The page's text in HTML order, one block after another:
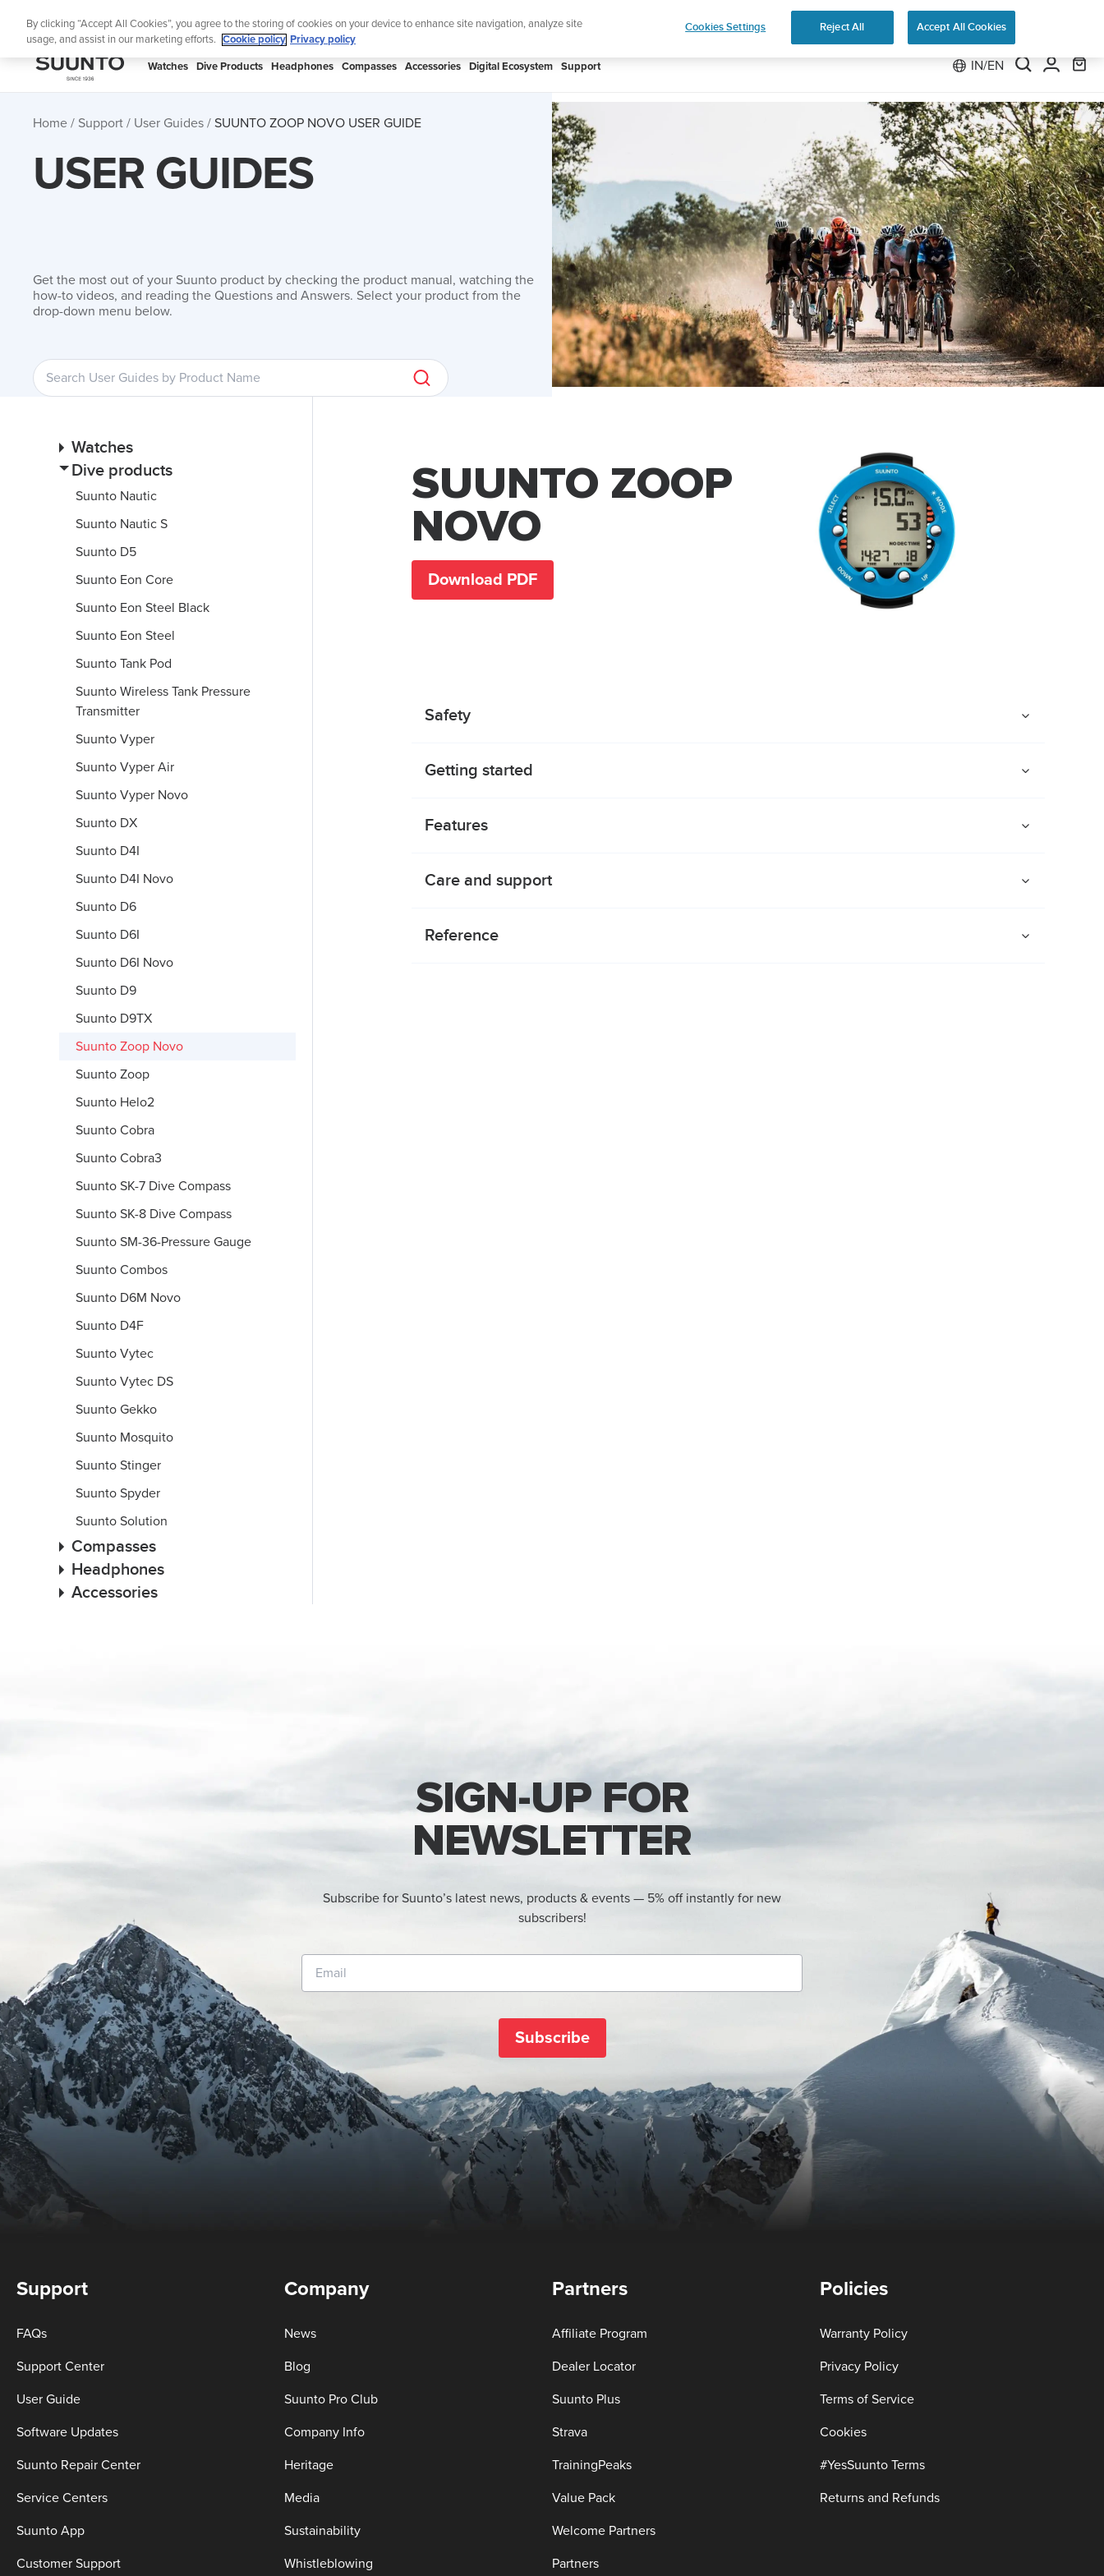
Lightweight sports watch designed for runners Shop Run
SUUNTO
Watches Dive Products Headphones Compasses Accessories Digital Ecosystem Support IN/EN
Home Support User Guides SUUNTO ZOOP NOVO USER GUIDE
USER GUIDES
Get the most out of your Suunto product by checking the product manual, watching the
how-to videos, and reading the Questions and Answers. Select your product from the
drop-down menu below.
Watches
Dive products
Suunto Nautic
Suunto Nautic S
Suunto D5
Suunto Eon Core
Suunto Eon Steel Black
Suunto Eon Steel
Suunto Tank Pod
Suunto Wireless Tank Pressure
Transmitter
Suunto Vyper
Suunto Vyper Air
Suunto Vyper Novo
Suunto DX
Suunto D4I
Suunto D4I Novo
Suunto D6
Suunto D6I
Suunto D6I Novo
Suunto D9
Suunto D9TX
Suunto Zoop Novo
Suunto Zoop
Suunto Helo2
Suunto Cobra
Suunto Cobra3
Suunto SK-7 Dive Compass
Suunto SK-8 Dive Compass
Suunto SM-36-Pressure Gauge
Suunto Combos
Suunto D6M Novo
Suunto D4F
Suunto Vytec
Suunto Vytec DS
Suunto Gekko
Suunto Mosquito
Suunto Stinger
Suunto Spyder
Suunto Solution
Compasses
Headphones
Accessories
SUUNTO ZOOP
NOVO
Download PDF
Safety
Getting started
Features
Care and support
Reference
SIGN-UP FOR
NEWSLETTER
Subscribe for Suunto’s latest news, products & events — 5% off instantly for new
subscribers!
Subscribe
Support
FAQs
Support Center
User Guide
Software Updates
Suunto Repair Center
Service Centers
Suunto App
Customer Support
Company
News
Blog
Suunto Pro Club
Company Info
Heritage
Media
Sustainability
Whistleblowing
Partners
Affiliate Program
Dealer Locator
Suunto Plus
Strava
TrainingPeaks
Value Pack
Welcome Partners
Partners
Policies
Warranty Policy
Privacy Policy
Terms of Service
Cookies
#YesSuunto Terms
Returns and Refunds
By clicking “Accept All Cookies”, you agree to the storing of cookies on your device to enhance site navigation, analyze site
usage, and assist in our marketing efforts.
Cookie policy Privacy policy
Cookies Settings Reject All Accept All Cookies